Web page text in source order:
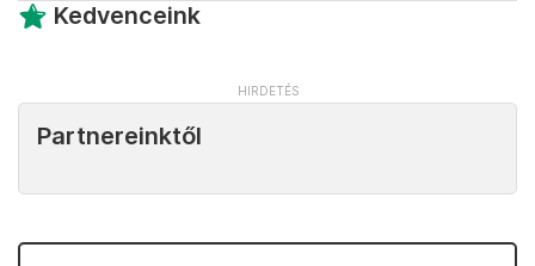
Kedvenceink
Partnereinktől